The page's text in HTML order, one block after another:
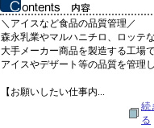
＼アイスなど食品の品質管理／
森永乳業やマルハニチロ、ロッテ
大手メーカー商品を製造する工場
アイスやデザート等の品質を管理
【お願いしたい仕事内...
続
る